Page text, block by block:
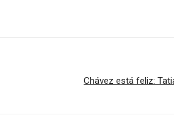
Chávez está feliz: